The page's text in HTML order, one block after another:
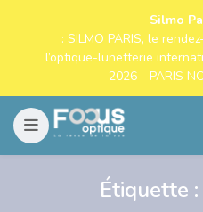
Silmo
: SILMO PARIS, le
l’optique-lunetterie
2026 - PARIS
Étiquette :